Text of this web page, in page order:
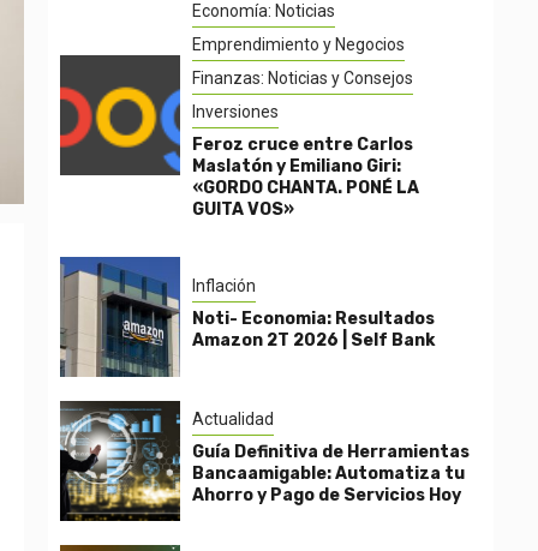
Economía: Noticias
Emprendimiento y Negocios
Finanzas: Noticias y Consejos
Inversiones
Feroz cruce entre Carlos
Maslatón y Emiliano Giri:
«GORDO CHANTA. PONÉ LA
GUITA VOS»
Inflación
Noti- Economia: Resultados
Amazon 2T 2026 | Self Bank
Actualidad
Guía Definitiva de Herramientas
Bancaamigable: Automatiza tu
Ahorro y Pago de Servicios Hoy